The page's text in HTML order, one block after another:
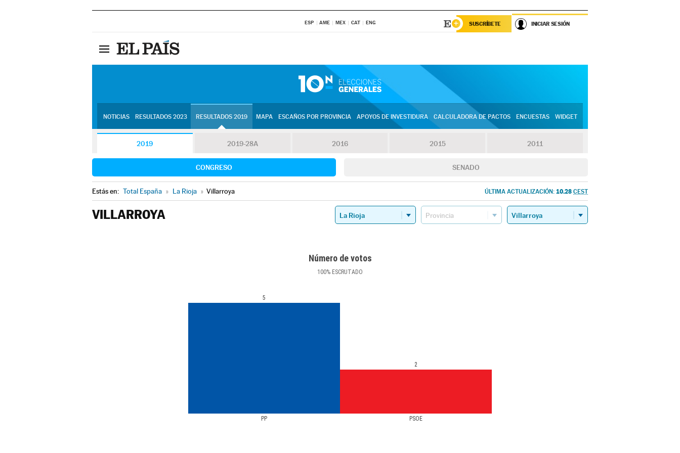
ESP AME MEX CAT ENG SUSCRÍBETE INICIAR SESIÓN
NOTICIAS RESULTADOS 2023 RESULTADOS 2019 MAPA ESCAÑOS POR PROVINCIA APOYOS DE INVESTIDURA CALCULADORA DE PACTOS ENCUESTAS WIDGET
2019 2019-28A 2016 2015 2011
CONGRESO SENADO
Estás en: Total España » La Rioja » Villarroya ÚLTIMA ACTUALIZACIÓN: 10.28 CEST
VILLARROYA
Número de votos
100% ESCRUTADO
PP PSOE
5
2